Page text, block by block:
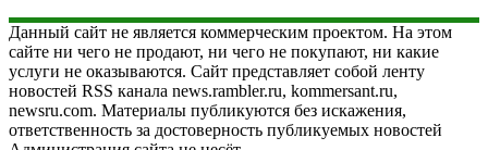
Данный сайт не является коммерческим проектом. На этом
сайте ни чего не продают, ни чего не покупают, ни какие
услуги не оказываются. Сайт представляет собой ленту
новостей RSS канала news.rambler.ru, kommersant.ru,
newsru.com. Материалы публикуются без искажения,
ответственность за достоверность публикуемых новостей